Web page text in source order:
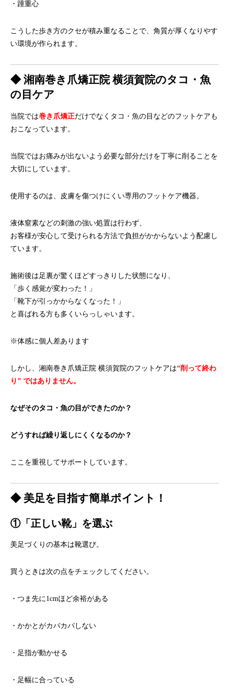
・踵重心
こうした歩き方のクセが積み重なることで、 角質が厚くなりやす
い環境が作られます。
◆ 湘南巻き爪矯正院 横須賀院のタコ・魚
の目ケア
当院では巻き爪矯正だけでなくタコ・ 魚の目などのフットケアも
おこなっています。
当院ではお痛みが出ないよう必要な部分だけを丁寧に削ることを
大切にしています。
使用するのは、皮膚を傷つけにくい専用のフットケア機器。
液体窒素などの刺激の強い処置は行わず、
お客様が安心して受けられる方法で負担がかからないよう配慮し
ています。
施術後は足裏が驚くほどすっきりした状態になり、
「歩く感覚が変わった！」
「靴下が引っかからなくなった！」
と喜ばれる方も多くいらっしゃいます。
※体感に個人差あります
しかし、湘南巻き爪矯正院 横須賀院のフットケアは“削って終わ
り” ではありません。
なぜそのタコ・魚の目ができたのか？
どうすれば繰り返しにくくなるのか？
ここを重視してサポートしています。
◆ 美足を目指す簡単ポイント！
①「正しい靴」を選ぶ
美足づくりの基本は靴選び。
買うときは次の点をチェックしてください。
・つま先に1cmほど余裕がある
・かかとがカパカパしない
・足指が動かせる
・足幅に合っている